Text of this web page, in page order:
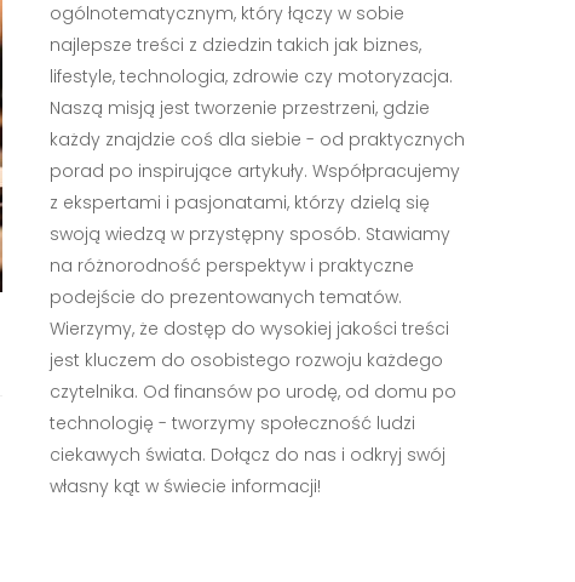
ogólnotematycznym, który łączy w sobie
najlepsze treści z dziedzin takich jak biznes,
lifestyle, technologia, zdrowie czy motoryzacja.
Naszą misją jest tworzenie przestrzeni, gdzie
każdy znajdzie coś dla siebie - od praktycznych
porad po inspirujące artykuły. Współpracujemy
z ekspertami i pasjonatami, którzy dzielą się
swoją wiedzą w przystępny sposób. Stawiamy
na różnorodność perspektyw i praktyczne
podejście do prezentowanych tematów.
Wierzymy, że dostęp do wysokiej jakości treści
jest kluczem do osobistego rozwoju każdego
czytelnika. Od finansów po urodę, od domu po
technologię - tworzymy społeczność ludzi
ciekawych świata. Dołącz do nas i odkryj swój
własny kąt w świecie informacji!